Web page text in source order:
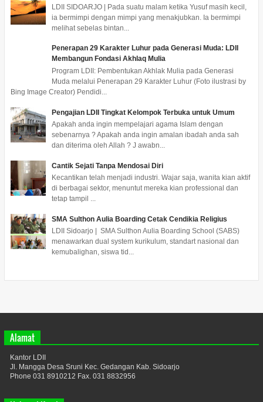
LDII SIDOARJO | Pada suatu malam ketika Yusuf masih kecil,
ia bermimpi dengan mimpi yang menakjubkan. Ia bermimpi
melihat sebelas bintan...
Penerapan 29 Karakter Luhur pada Generasi Muda: LDII
Membangun Fondasi Akhlaq Mulia
Program LDII: Pembentukan Akhlak Mulia pada Generasi
Muda melalui Penerapan 29 Karakter Luhur (Foto ilustrasi by
Bing Image Creator) Pendidi...
Pengajian LDII Tingkat Kelompok Terbuka untuk Umum
Apakah anda ingin mempelajari agama Islam dengan
sebenarnya ? Apakah anda ingin amalan ibadah anda sah
dan diterima oleh Allah ? J awabn...
Cantik Sejati Tanpa Mendosai Diri
Kecantikan telah menjadi industri. Wajar saja, wanita kian aktif
di berbagai sektor, menuntut mereka kian professional dan
tetap tampil ...
SMA Sulthon Aulia Boarding Cetak Cendikia Religius
LDII Sidoarjo | SMA Sulthon Aulia Boarding School (SABS)
menawarkan dual system kurikulum, standart nasional dan
kemubalighan, siswa tid...
Alamat
Kantor LDII
Jl. Mangga Desa Sruni Kec. Gedangan Kab. Sidoarjo
Phone 031 8910212 Fax. 031 8832956